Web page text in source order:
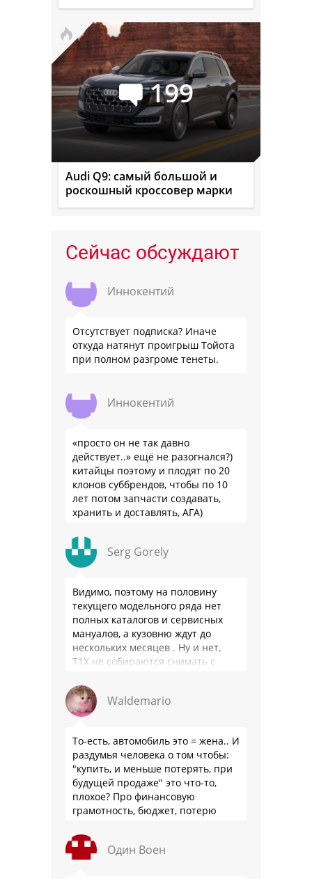
199
Audi Q9: самый большой и
роскошный кроссовер марки
Сейчас обсуждают
Иннокентий
Отсутствует подписка? Иначе
откуда натянут проигрыш Тойота
при полном разгроме тенеты.
Иннокентий
«просто он не так давно
действует..» ещё не разогнался?)
китайцы поэтому и плодят по 20
клонов суббрендов, чтобы по 10
лет потом запчасти создавать,
хранить и доставлять, АГА)
Serg Gorely
Видимо, поэтому на половину
текущего модельного ряда нет
полных каталогов и сервисных
мануалов, а кузовню ждут до
нескольких месяцев . Ну и нет,
Т1Х не собираются снимать с
лет …
Waldemario
То-есть, автомобиль это = жена.. И
раздумья человека о том чтобы:
"купить, и меньше потерять, при
будущей продаже" это что-то,
плохое? Про финансовую
грамотность, бюджет, потерю
слышали?
Один Воен